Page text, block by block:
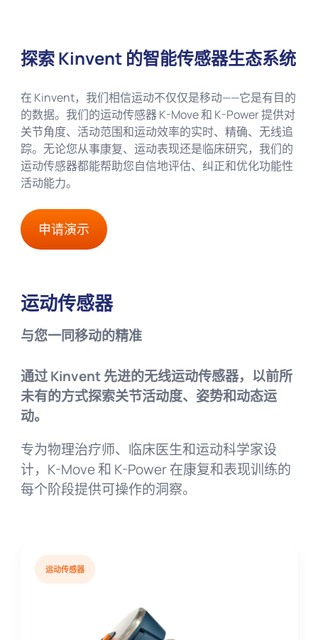
探索 Kinvent 的智能传感器生态系统
在 Kinvent，我们相信运动不仅仅是移动——它是有目的
的数据。我们的运动传感器 K-Move 和 K-Power 提供对
关节角度、活动范围和运动效率的实时、精确、无线追
踪。无论您从事康复、运动表现还是临床研究，我们的
运动传感器都能帮助您自信地评估、纠正和优化功能性
活动能力。
申请演示
运动传感器
与您一同移动的精准
通过 Kinvent 先进的无线运动传感器，以前所
未有的方式探索关节活动度、姿势和动态运
动。
专为物理治疗师、临床医生和运动科学家设
计，K-Move 和 K-Power 在康复和表现训练的
每个阶段提供可操作的洞察。
运动传感器